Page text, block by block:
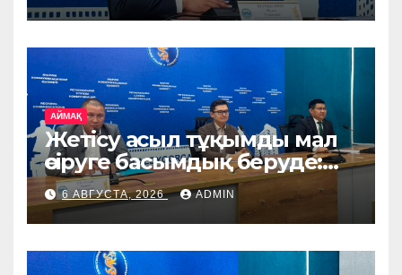
АЙМАҚ
Жетісу асыл тұқымды мал
өсіруге басымдық беруде:
өңірге Ирландия, Дания
және Германиядан асыл
тұқымды жануарлар
жеткізіледі
6 АВГУСТА, 2026 ADMIN